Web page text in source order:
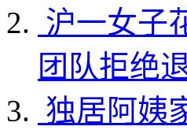
沪一女子
团队拒绝
独居阿姨